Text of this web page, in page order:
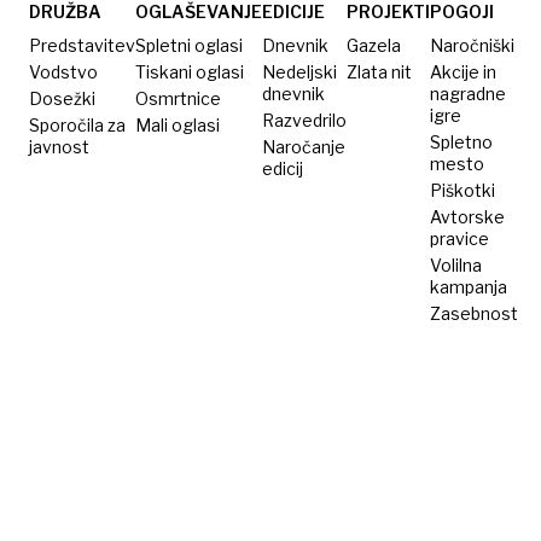
vesolja
DRUŽBA
Predstavitev
Vodstvo
Dosežki
Sporočila za
javnost
OGLAŠEVANJE
Spletni oglasi
Tiskani oglasi
Osmrtnice
Mali oglasi
EDICIJE
Dnevnik
Nedeljski
dnevnik
Razvedrilo
Naročanje
edicij
PROJEKTI
Gazela
Zlata nit
POGOJI
Naročniški
Akcije in
nagradne
igre
Spletno
mesto
Piškotki
Avtorske
pravice
Volilna
kampanja
Zasebnost